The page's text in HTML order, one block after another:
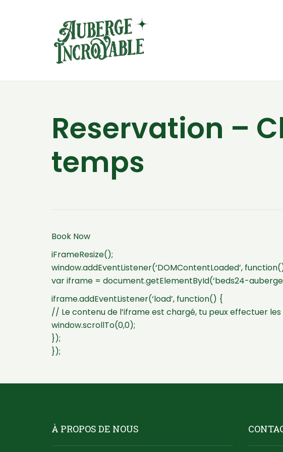
Reservation –
temps
Book Now
iFrameResize();
window.addEventListener(‘DOMContentLoaded’,
var iframe = document.getElementById(‘beds24-
iframe.addEventListener(‘load’, function() {
// Le contenu de l’iframe est chargé, tu peux effectuer
window.scrollTo(0,0);
});
});
À PROPOS DE NOUS